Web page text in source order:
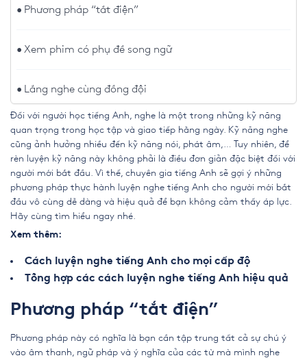
Phương pháp “tắt điện”
Xem phim có phụ đề song ngữ
Lắng nghe cùng đồng đội
Đối với người học tiếng Anh, nghe là một trong những kỹ năng
quan trọng trong học tập và giao tiếp hằng ngày. Kỹ năng nghe
cũng ảnh hưởng nhiều đến kỹ năng nói, phát âm,… Tuy nhiên, để
rèn luyện kỹ năng này không phải là điều đơn giản đặc biệt đối với
người mới bắt đầu. Vì thế, chuyên gia tiếng Anh sẽ gợi ý những
phương pháp thực hành luyện nghe tiếng Anh cho người mới bắt
đầu vô cùng dễ dàng và hiệu quả để bạn không cảm thấy áp lực.
Hãy cùng tìm hiểu ngay nhé.
Xem thêm:
Cách luyện nghe tiếng Anh cho mọi cấp độ
Tổng hợp các cách luyện nghe tiếng Anh hiệu quả
Phương pháp “tắt điện”
Phương pháp này có nghĩa là bạn cần tập trung tất cả sự chú ý
vào âm thanh, ngữ pháp và ý nghĩa của các từ mà mình nghe